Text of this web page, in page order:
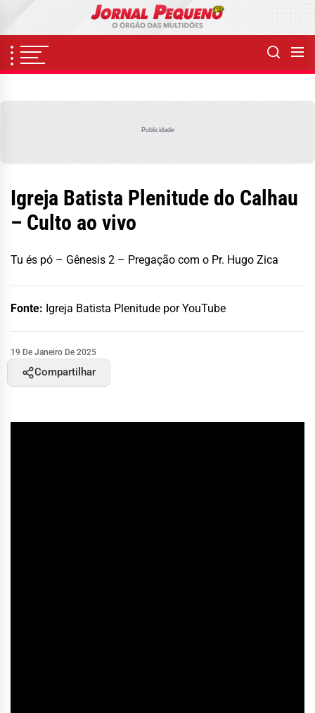
content
Publicidade
Igreja Batista Plenitude do Calhau
– Culto ao vivo
Tu és pó – Gênesis 2 – Pregação com o Pr. Hugo Zica
Fonte: Igreja Batista Plenitude por YouTube
19 De Janeiro De 2025
Compartilhar